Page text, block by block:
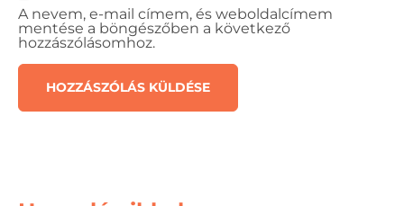
A nevem, e-mail címem, és weboldalcímem
mentése a böngészőben a következő
hozzászólásomhoz.